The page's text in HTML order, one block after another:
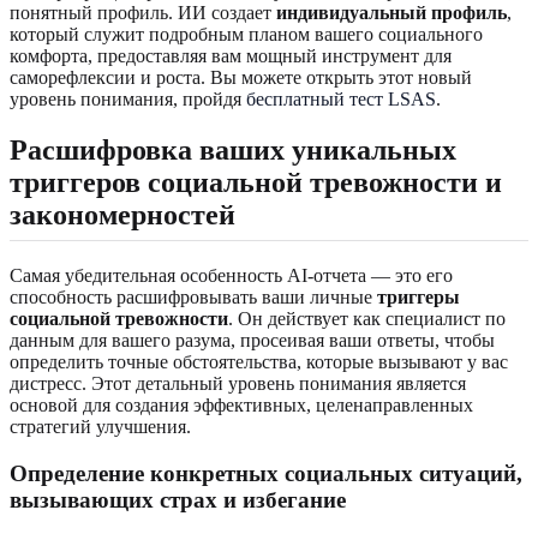
понятный профиль. ИИ создает индивидуальный профиль,
который служит подробным планом вашего социального
комфорта, предоставляя вам мощный инструмент для
саморефлексии и роста. Вы можете открыть этот новый
уровень понимания, пройдя бесплатный тест LSAS.
Расшифровка ваших уникальных
триггеров социальной тревожности и
закономерностей
Самая убедительная особенность AI-отчета — это его
способность расшифровывать ваши личные триггеры
социальной тревожности. Он действует как специалист по
данным для вашего разума, просеивая ваши ответы, чтобы
определить точные обстоятельства, которые вызывают у вас
дистресс. Этот детальный уровень понимания является
основой для создания эффективных, целенаправленных
стратегий улучшения.
Определение конкретных социальных ситуаций,
вызывающих страх и избегание